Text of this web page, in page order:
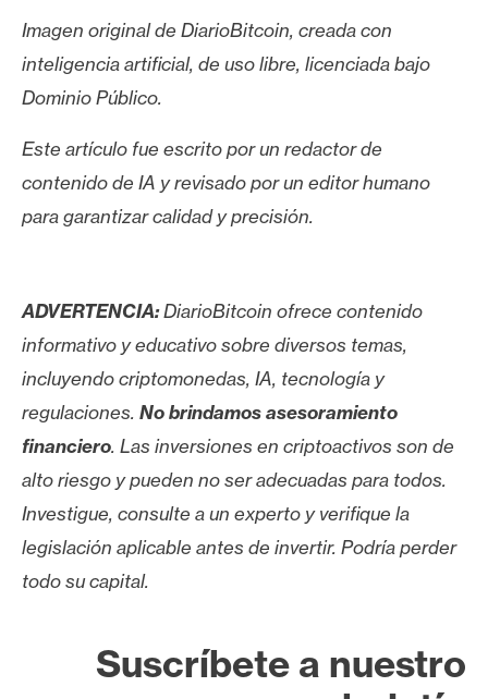
Imagen original de DiarioBitcoin, creada con
inteligencia artificial, de uso libre, licenciada bajo
Dominio Público.
Este artículo fue escrito por un redactor de
contenido de IA y revisado por un editor humano
para garantizar calidad y precisión.
ADVERTENCIA:DiarioBitcoin ofrece contenido
informativo y educativo sobre diversos temas,
incluyendo criptomonedas, IA, tecnología y
regulaciones. No brindamos asesoramiento
financiero. Las inversiones en criptoactivos son de
alto riesgo y pueden no ser adecuadas para todos.
Investigue, consulte a un experto y verifique la
legislación aplicable antes de invertir. Podría perder
todo su capital.
Suscríbete a nuestro